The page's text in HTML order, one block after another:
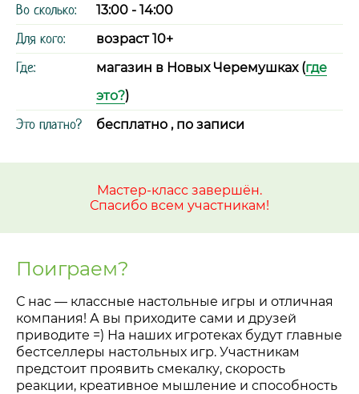
Во сколько: 13:00 - 14:00
Для кого: возраст 10+
Где: магазин в Новых Черемушках (где
это?)
Это платно? бесплатно , по записи
Мастер-класс завершён.
Спасибо всем участникам!
Поиграем?
С нас — классные настольные игры и отличная
компания! А вы приходите сами и друзей
приводите =) На наших игротеках будут главные
бестселлеры настольных игр. Участникам
предстоит проявить смекалку, скорость
реакции, креативное мышление и способность